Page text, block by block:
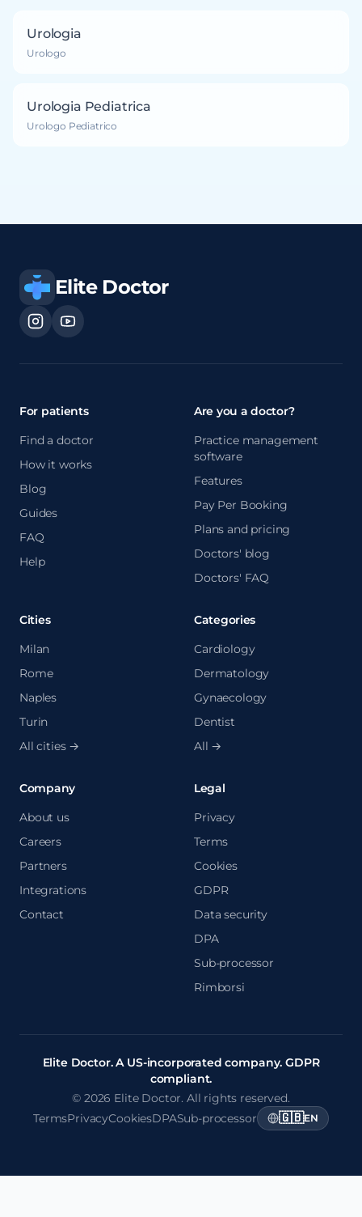
Urologia
Urologo
Urologia Pediatrica
Urologo Pediatrico
Elite Doctor
For patients
Find a doctor
How it works
Blog
Guides
FAQ
Help
Are you a doctor?
Practice management
software
Features
Pay Per Booking
Plans and pricing
Doctors' blog
Doctors' FAQ
Cities
Milan
Rome
Naples
Turin
All cities →
Categories
Cardiology
Dermatology
Gynaecology
Dentist
All →
Company
About us
Careers
Partners
Integrations
Contact
Legal
Privacy
Terms
Cookies
GDPR
Data security
DPA
Sub-processor
Rimborsi
Elite Doctor. A US-incorporated company. GDPR
compliant.
© 2026 Elite Doctor. All rights reserved.
TermsPrivacyCookiesDPASub-processor 🇬🇧EN